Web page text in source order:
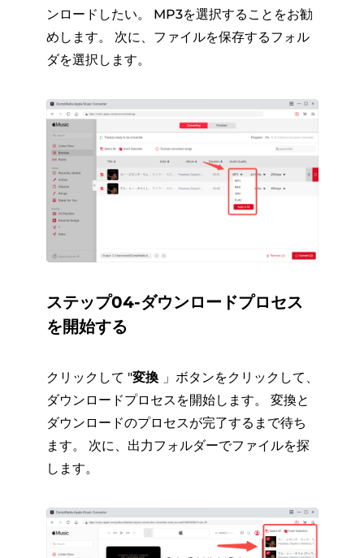
ンロードしたい。 MP3を選択することをお勧
めします。 次に、ファイルを保存するフォル
ダを選択します。
ステップ04-ダウンロードプロセス
を開始する
クリックして "変換 」ボタンをクリックして、
ダウンロードプロセスを開始します。 変換と
ダウンロードのプロセスが完了するまで待ち
ます。 次に、出力フォルダーでファイルを探
します。